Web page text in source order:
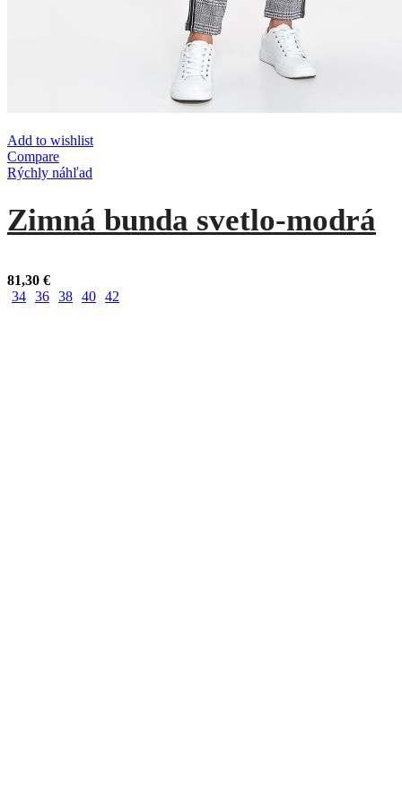
Add to wishlist
Compare
Rýchly náhľad
Zimná bunda svetlo-modrá
81,30 €
34 36 38 40 42